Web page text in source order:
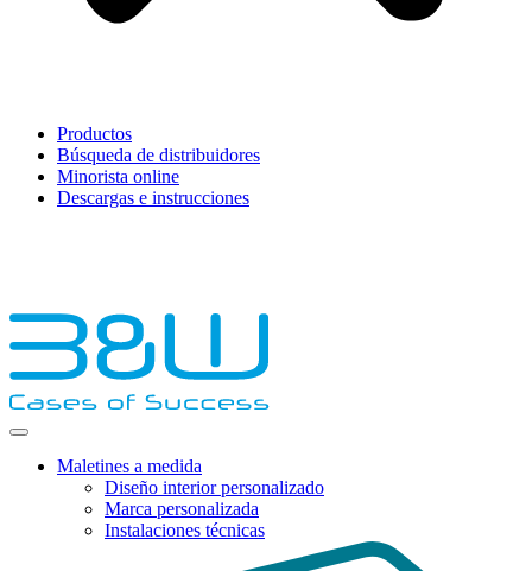
Productos
Búsqueda de distribuidores
Minorista online
Descargas e instrucciones
Maletines a medida
Diseño interior personalizado
Marca personalizada
Instalaciones técnicas